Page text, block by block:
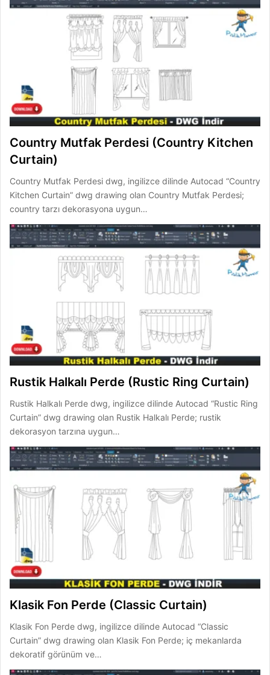
Country Mutfak Perdesi (Country Kitchen
Curtain)
Country Mutfak Perdesi dwg, ingilizce dilinde Autocad “Country
Kitchen Curtain” dwg drawing olan Country Mutfak Perdesi;
country tarzı dekorasyona uygun…
Rustik Halkalı Perde (Rustic Ring Curtain)
Rustik Halkalı Perde dwg, ingilizce dilinde Autocad “Rustic Ring
Curtain” dwg drawing olan Rustik Halkalı Perde; rustik
dekorasyon tarzına uygun…
Klasik Fon Perde (Classic Curtain)
Klasik Fon Perde dwg, ingilizce dilinde Autocad “Classic
Curtain” dwg drawing olan Klasik Fon Perde; iç mekanlarda
dekoratif görünüm ve…